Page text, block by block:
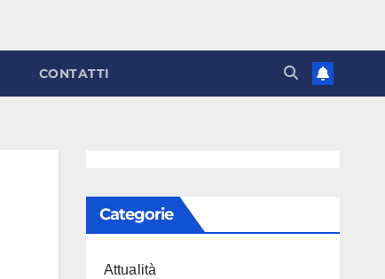
CONTATTI
Categorie
Attualità